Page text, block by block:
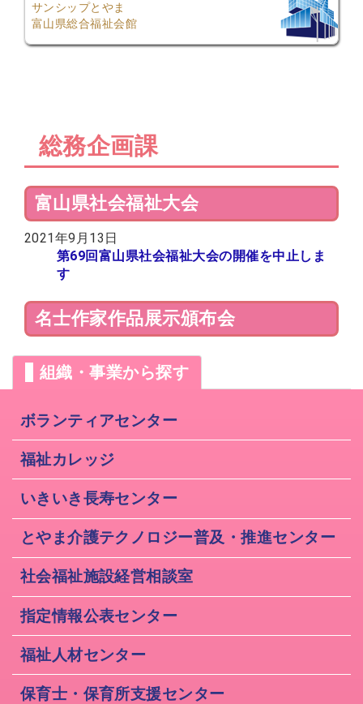
サンシップとやま
富山県総合福祉会館
総務企画課
富山県社会福祉大会
2021年9月13日
第69回富山県社会福祉大会の開催を中止しま
す
名士作家作品展示頒布会
組織・事業から探す
ボランティアセンター
福祉カレッジ
いきいき長寿センター
とやま介護テクノロジー普及・推進センター
社会福祉施設経営相談室
指定情報公表センター
福祉人材センター
保育士・保育所支援センター